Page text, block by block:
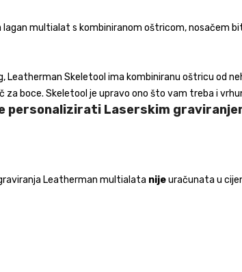
lagan multialat s kombiniranom oštricom, nosačem
Leatherman Skeletool ima kombiniranu oštricu od
za boce. Skeletool je upravo ono što vam treba i
personalizirati Laserskim
Leatherman multialata nijeuračunata u